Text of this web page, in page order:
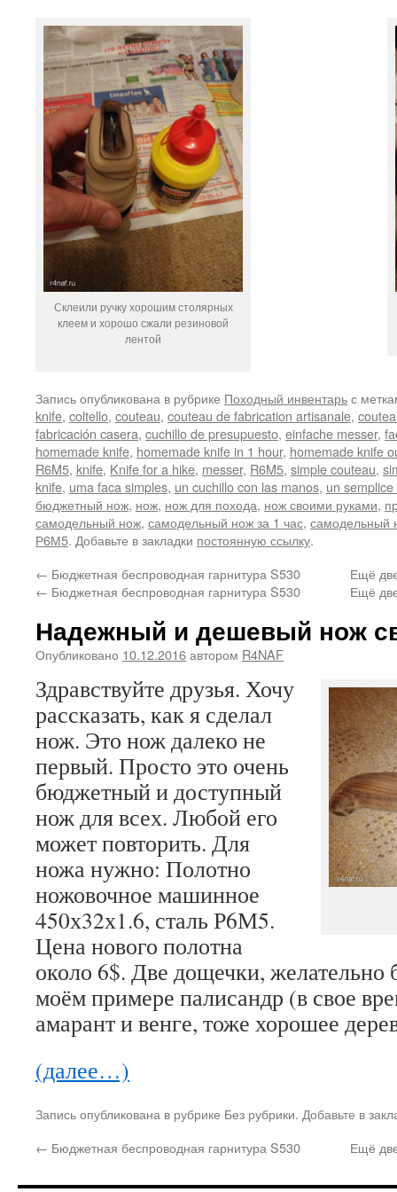
Склеили ручку хорошим столярных
клеем и хорошо сжали резиновой
лентой
Запись опубликована в рубрике Походный инвентарьс
knife, coltello, couteau, couteau de fabrication artisanale,
fabricación casera, cuchillo de presupuesto, einfache messer,
homemade knife, homemade knife in 1 hour, homemade knife
R6M5, knife, Knife for a hike, messer, R6M5, simple couteau,
knife, uma faca simples, un cuchillo con las manos, un
бюджетный нож, нож, нож для похода, нож своими руками,
самодельный нож, самодельный нож за 1 час, самодельный
Р6М5. Добавьте в закладки постоянную ссылку.
← Бюджетная беспроводная гарнитура S530
Ещё
← Бюджетная беспроводная гарнитура S530 Ещё
Надежный и дешевый нож
Опубликовано 10.12.2016автором R4NAF
Здравствуйте друзья. Хочу
рассказать, как я сделал
нож. Это нож далеко не
первый. Просто это очень
бюджетный и доступный
нож для всех. Любой его
может повторить. Для
ножа нужно: Полотно
ножовочное машинное
450х32х1.6, сталь Р6М5.
Цена нового полотна
около 6$. Две дощечки,
моём примере палисандр (в свое
амарант и венге, тоже хорошее
(далее…)
Запись опубликована в рубрике Без рубрики. Добавьте в
← Бюджетная беспроводная гарнитура S530 Ещё